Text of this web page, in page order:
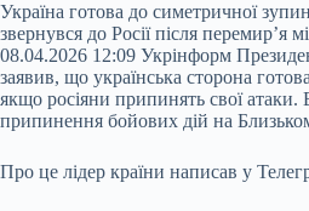
Україна готова до симетричної
звернувся до Росії після
08.04.2026 12:09 Укрінформ
заявив, що українська сторона
якщо росіяни припинять свої атаки.
припинення бойових дій на
Про це лідер країни написав у